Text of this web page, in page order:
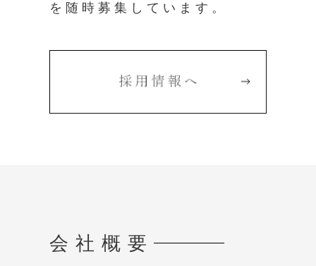
を随時募集しています。
会社概要